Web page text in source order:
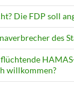
Die FDP soll
des
willkommen?